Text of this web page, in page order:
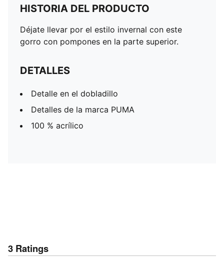
HISTORIA DEL PRODUCTO
Déjate llevar por el estilo invernal con este
gorro con pompones en la parte superior.
DETALLES
Detalle en el dobladillo
Detalles de la marca PUMA
100 % acrílico
3 Ratings